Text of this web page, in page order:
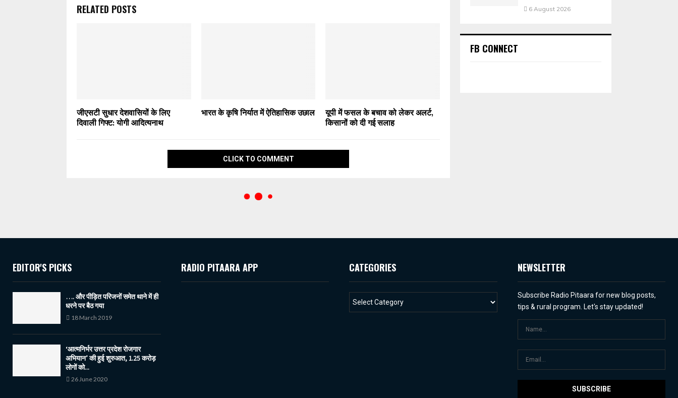
RELATED POSTS
जीएसटी सुधार देशवासियों के लिए
दिवाली गिफ्ट: योगी आदित्यनाथ
भारत के कृषि निर्यात में ऐतिहासिक उछाल यूपी में फसल के बचाव को लेकर अलर्ट,
किसानों को दी गई सलाह
CLICK TO COMMENT
6 August 2026
FB CONNECT
EDITOR'S PICKS
…. और पीड़ित परिजनों समेत थाने में ही
धरने पर बैठ गया
18 March 2019
‘आत्मनिर्भर उत्तर प्रदेश रोजगार
अभियान’ की हुई शुरुआत, 1.25 करोड़
लोगों को...
26 June 2020
RADIO PITAARA APP CATEGORIES NEWSLETTER
Subscribe Radio Pitaara for new blog posts,
tips & rural program. Let's stay updated!